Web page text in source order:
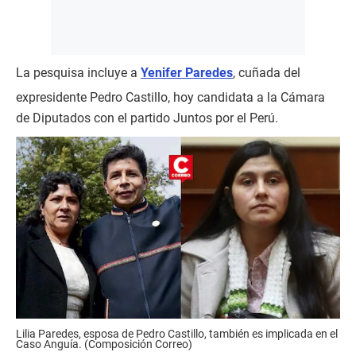
La pesquisa incluye a Yenifer Paredes, cuñada del
expresidente Pedro Castillo, hoy candidata a la Cámara
de Diputados con el partido Juntos por el Perú.
Lilia Paredes, esposa de Pedro Castillo, también es implicada en el
Caso Anguía. (Composición Correo)